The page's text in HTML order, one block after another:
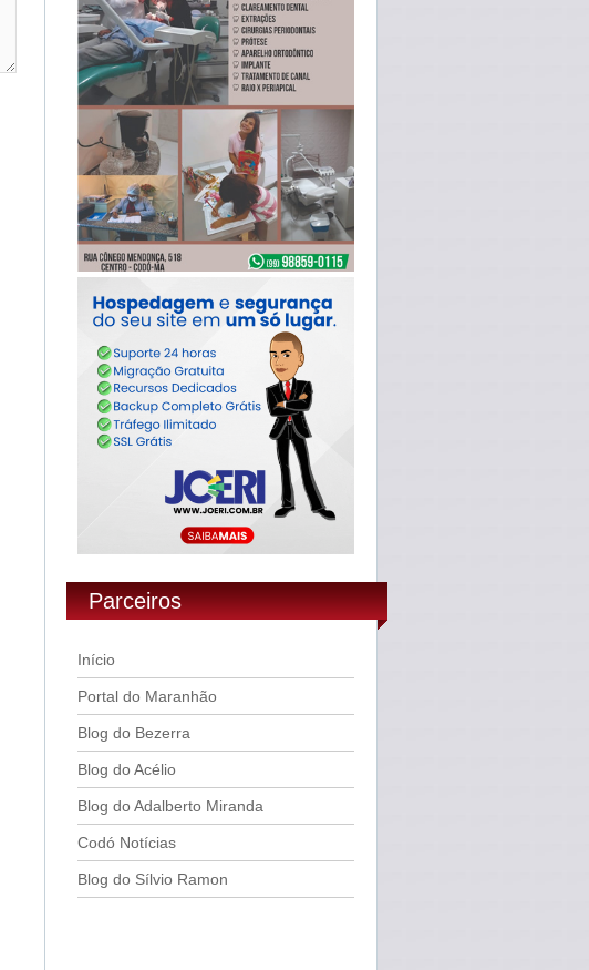
Parceiros
Início
Portal do Maranhão
Blog do Bezerra
Blog do Acélio
Blog do Adalberto Miranda
Codó Notícias
Blog do Sílvio Ramon